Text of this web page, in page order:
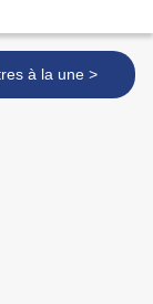
Gros titres à la une >